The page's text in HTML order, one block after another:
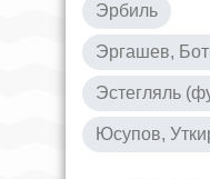
Эрбиль
Эргашев,
Эстегляль
Юсупов,